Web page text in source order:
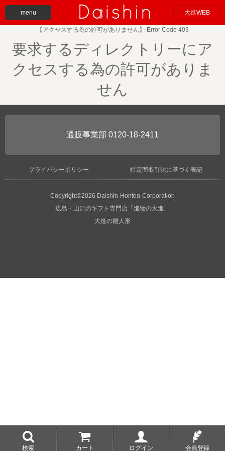
menu 大進WEB
検索 カート ログイン 会員登録
【アクセスする為の許可がありません】 Error Code 403
要求するディレクトリーにア
クセスする為の許可がありま
せん
0120-18-2411
プライバシーポリシー 特定商取引法に基づく表記
Copyright©2026 Daishin-Honten-Corporation
広島・山口のギフト専門店「進物の大進」
大進の雛人形